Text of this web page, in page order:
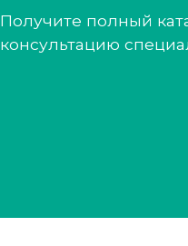
Получите полный
консультацию